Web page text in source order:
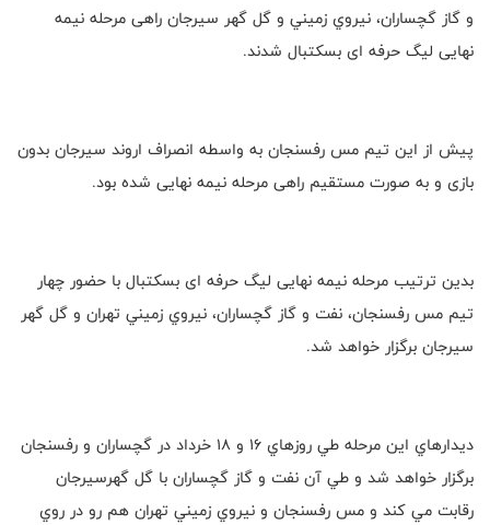
و گاز گچساران، نيروي زميني و گل گهر سيرجان راهی مرحله نیمه
نهایی لیگ حرفه ای بسکتبال شدند.
پیش از این تیم مس رفسنجان به واسطه انصراف اروند سیرجان بدون
بازی و به صورت مستقیم راهی مرحله نیمه نهایی شده بود.
بدین ترتیب مرحله نیمه نهایی لیگ حرفه ای بسکتبال با حضور چهار
تیم مس رفسنجان، نفت و گاز گچساران، نيروي زميني تهران و گل گهر
سيرجان برگزار خواهد شد.
ديدارهاي اين مرحله طي روزهاي ١٦ و ١٨ خرداد در گچساران و رفسنجان
برگزار خواهد شد و طي آن نفت و گاز گچساران با گل گهرسيرجان
رقابت مي كند و مس رفسنجان و نيروي زميني تهران هم رو در روي